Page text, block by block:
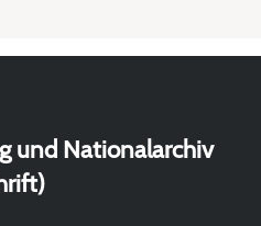
und Nationalarchiv